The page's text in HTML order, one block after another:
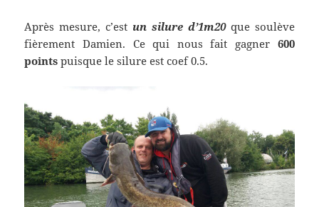
Après mesure, c’est un silure d’1m20que soulève
fièrement Damien. Ce qui nous fait gagner 600
points puisque le silure est coef 0.5.